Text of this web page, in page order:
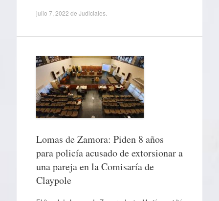
julio 7, 2022 de Judiciales.
Lomas de Zamora: Piden 8 años
para policía acusado de extorsionar a
una pareja en la Comisaría de
Claypole